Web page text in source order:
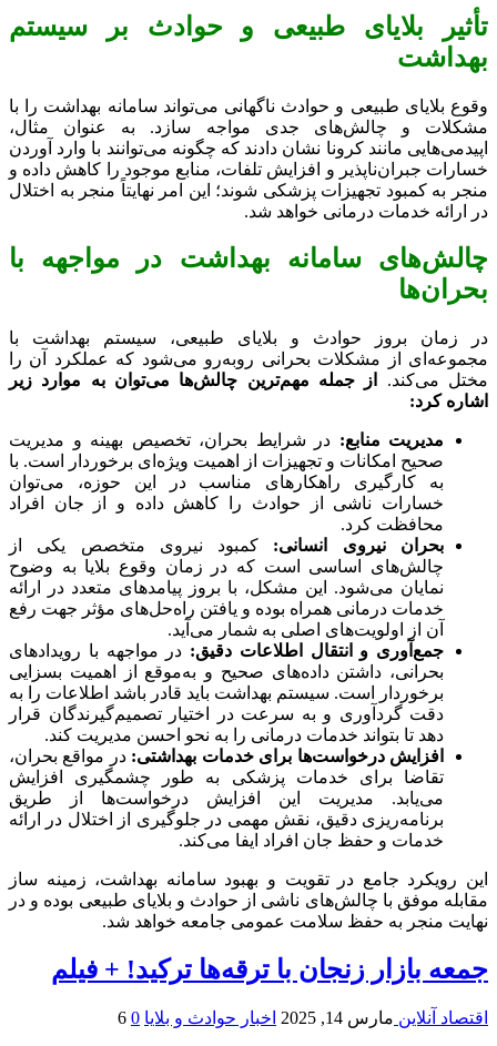
تأثیر بلایای طبیعی و حوادث بر سیستم
بهداشت
وقوع بلایای طبیعی و حوادث ناگهانی می‌تواند سامانه بهداشت را با
مشکلات و چالش‌های جدی مواجه سازد. به عنوان مثال،
اپیدمی‌هایی مانند کرونا نشان دادند که چگونه می‌توانند با وارد آوردن
خسارات جبران‌ناپذیر و افزایش تلفات، منابع موجود را کاهش داده و
منجر به کمبود تجهیزات پزشکی شوند؛ این امر نهایتاً منجر به اختلال
در ارائه خدمات درمانی خواهد شد.
چالش‌های سامانه بهداشت در مواجهه با
بحران‌ها
در زمان بروز حوادث و بلایای طبیعی، سیستم بهداشت با
مجموعه‌ای از مشکلات بحرانی روبه‌رو می‌شود که عملکرد آن را
مختل می‌کند.
از جمله مهم‌ترین چالش‌ها می‌توان به موارد زیر
اشاره کرد:
مدیریت منابع: در شرایط بحران، تخصیص بهینه و مدیریت
صحیح امکانات و تجهیزات از اهمیت ویژه‌ای برخوردار است. با
به کارگیری راهکارهای مناسب در این حوزه، می‌توان
خسارات ناشی از حوادث را کاهش داده و از جان افراد
محافظت کرد.
بحران نیروی انسانی: کمبود نیروی متخصص یکی از
چالش‌های اساسی است که در زمان وقوع بلایا به وضوح
نمایان می‌شود. این مشکل، با بروز پیامدهای متعدد در ارائه
خدمات درمانی همراه بوده و یافتن راه‌حل‌های مؤثر جهت رفع
آن از اولویت‌های اصلی به شمار می‌آید.
جمع‌آوری و انتقال اطلاعات دقیق: در مواجهه با رویدادهای
بحرانی، داشتن داده‌های صحیح و به‌موقع از اهمیت بسزایی
برخوردار است. سیستم بهداشت باید قادر باشد اطلاعات را به
دقت گردآوری و به سرعت در اختیار تصمیم‌گیرندگان قرار
دهد تا بتواند خدمات درمانی را به نحو احسن مدیریت کند.
افزایش درخواست‌ها برای خدمات بهداشتی: در مواقع بحران،
تقاضا برای خدمات پزشکی به طور چشمگیری افزایش
می‌یابد. مدیریت این افزایش درخواست‌ها از طریق
برنامه‌ریزی دقیق، نقش مهمی در جلوگیری از اختلال در ارائه
خدمات و حفظ جان افراد ایفا می‌کند.
این رویکرد جامع در تقویت و بهبود سامانه بهداشت، زمینه ساز
مقابله موفق با چالش‌های ناشی از حوادث و بلایای طبیعی بوده و در
نهایت منجر به حفظ سلامت عمومی جامعه خواهد شد.
جمعه بازار زنجان با ترقه‌ها ترکید! + فیلم
اقتصاد آنلاین مارس 14, 2025 اخبار حوادث و بلایا 0
6